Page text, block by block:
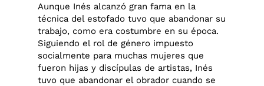
Aunque Inés alcanzó gran fama en la
técnica del estofado tuvo que abandonar su
trabajo, como era costumbre en su época.
Siguiendo el rol de género impuesto
socialmente para muchas mujeres que
fueron hijas y discípulas de artistas, Inés
tuvo que abandonar el obrador cuando se